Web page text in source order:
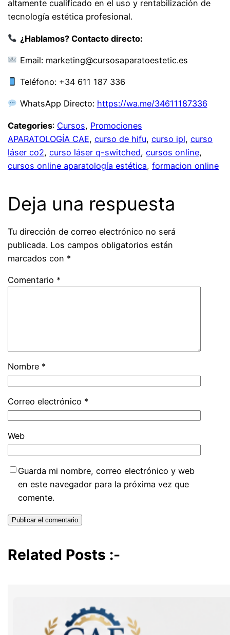
altamente cualificado en el uso y rentabilización de
tecnología estética profesional.
¿Hablamos? Contacto directo:
Email: marketing@cursosaparatoestetic.es
Teléfono: +34 611 187 336
WhatsApp Directo: https://wa.me/34611187336
Categories: Cursos, Promociones
APARATOLOGÍA CAE, curso de hifu, curso ipl, curso
láser co2, curso láser q-switched, cursos online
cursos online aparatología estética, formacion online
Deja una respuesta
Tu dirección de correo electrónico no será
publicada. Los campos obligatorios están
marcados con *
Comentario *
Nombre *
Correo electrónico *
Web
Guarda mi nombre, correo electrónico y web
en este navegador para la próxima vez que
comente.
Related Posts :-